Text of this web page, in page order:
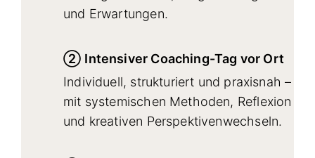
und Erwartungen.
② Intensiver Coaching-Tag vor Ort
Individuell, strukturiert und praxisnah –
mit systemischen Methoden, Reflexion
und kreativen Perspektivenwechseln.